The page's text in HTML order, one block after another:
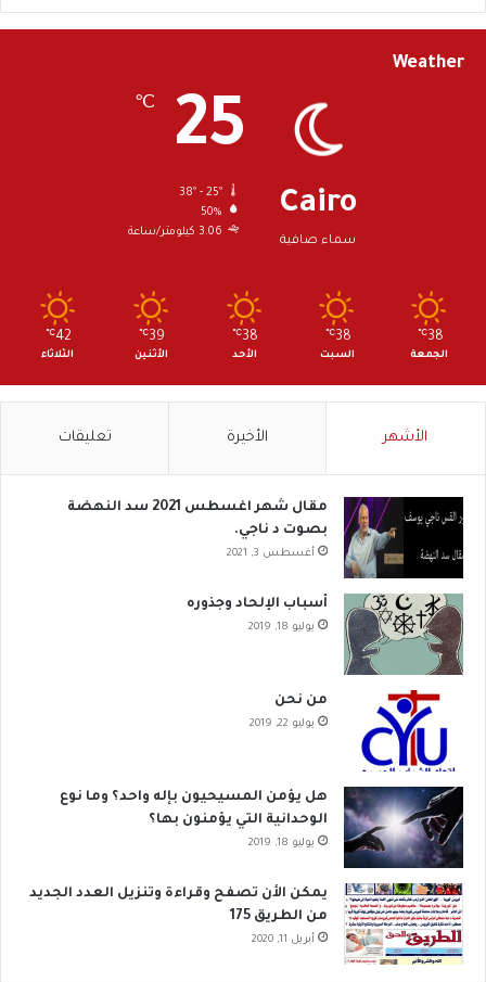
عن المصري اليوم
Weather
Cairo
سماء صافية
25
℃
38º - 25º
50%
3.06 كيلومتر/ساعة
38
℃
الجمعة
38
℃
السبت
38
℃
الأحد
39
℃
الأثنين
42
℃
الثلاثاء
الأشهر الأخيرة تعليقات
مقال شهر اغسطس 2021 سد النهضة
بصوت د ناجي.
أغسطس 3, 2021
أسباب الإلحاد وجذوره
يوليو 18, 2019
من نحن
يوليو 22, 2019
هل يؤمن المسيحيون بإله واحد؟ وما نوع
الوحدانية التي يؤمنون بها؟
يوليو 18, 2019
يمكن الأن تصفح وقراءة وتنزيل العدد الجديد
من الطريق 175
أبريل 11, 2020